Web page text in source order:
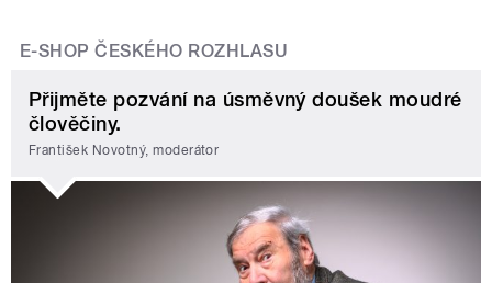
E-SHOP ČESKÉHO ROZHLASU
Přijměte pozvání na úsměvný doušek moudré
člověčiny.
František Novotný, moderátor